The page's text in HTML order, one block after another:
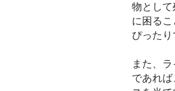
物とし
に困る
ぴったり
また、
であれ